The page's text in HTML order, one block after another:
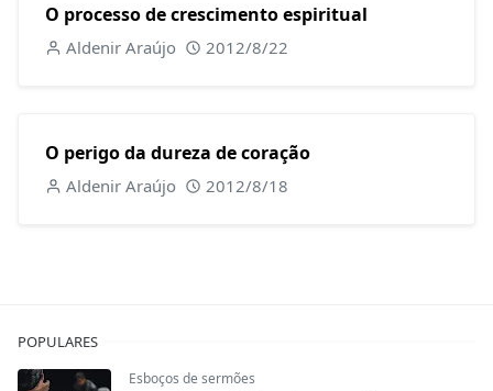
O processo de crescimento espiritual
Aldenir Araújo 2012/8/22
O perigo da dureza de coração
Aldenir Araújo 2012/8/18
POPULARES
Esboços de sermões